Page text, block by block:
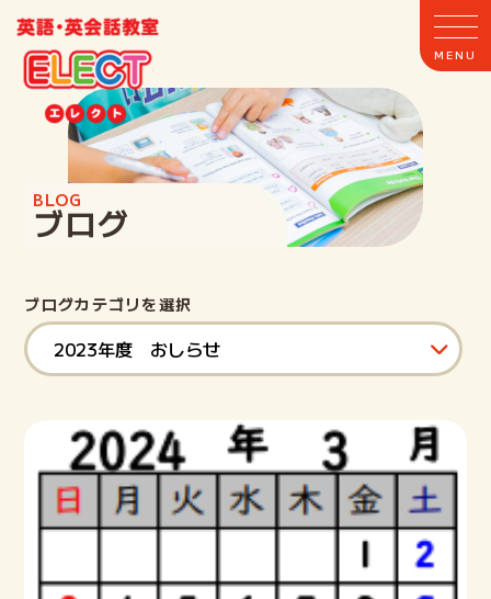
ホーム
ELECTとは
クラス案内
教室案内
BLOG
ブログ
ブログカテゴリを選択